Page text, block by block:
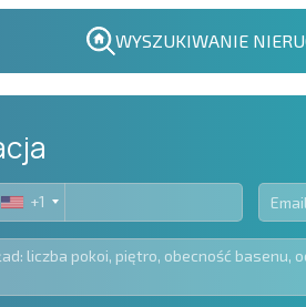
WYSZUKIWANIE
United
+1
+1